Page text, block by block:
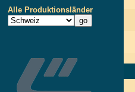
Alle Produktionsländer